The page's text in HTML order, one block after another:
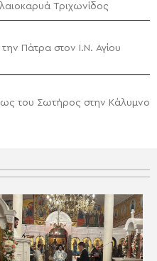
Τριχωνίδος
Πάτρα στον Ι.Ν. Αγίου
του Σωτήρος στην Κάλυμνο